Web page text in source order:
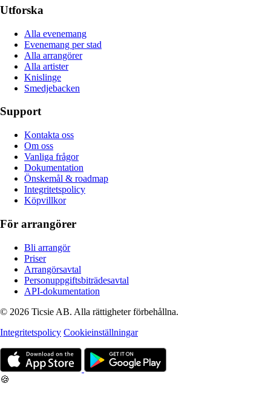
Utforska
Alla evenemang
Evenemang per stad
Alla arrangörer
Alla artister
Knislinge
Smedjebacken
Support
Kontakta oss
Om oss
Vanliga frågor
Dokumentation
Önskemål & roadmap
Integritetspolicy
Köpvillkor
För arrangörer
Bli arrangör
Priser
Arrangörsavtal
Personuppgiftsbiträdesavtal
API-dokumentation
© 2026 Ticsie AB. Alla rättigheter förbehållna.
Integritetspolicy Cookieinställningar
🍪